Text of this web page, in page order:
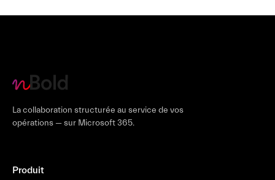
La collaboration structurée au service de vos
opérations — sur Microsoft 365.
Produit